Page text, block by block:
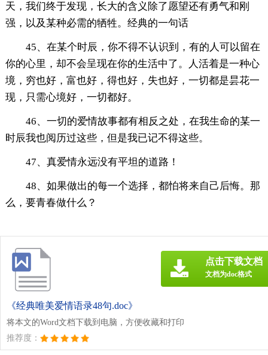
天，我们终于发现，长大的含义除了愿望还有勇气和刚
强，以及某种必需的牺牲。经典的一句话
45、在某个时辰，你不得不认识到，有的人可以留在
你的心里，却不会呈现在你的生活中了。人活着是一种心
境，穷也好，富也好，得也好，失也好，一切都是昙花一
现，只需心境好，一切都好。
46、一切的爱情故事都有相反之处，在我生命的某一
时辰我也阅历过这些，但是我已记不得这些。
47、真爱情永远没有平坦的道路！
48、如果做出的每一个选择，都怕将来自己后悔。那
么，要青春做什么？
《经典唯美爱情语录48句.doc》
将本文的Word文档下载到电脑，方便收藏和打印
推荐度：
点击下载文档
文档为doc格式